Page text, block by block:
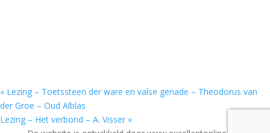
« Lezing – Toetssteen der ware en valse genade – Theodorus van
der Groe – Oud Alblas
Lezing – Het verbond – A. Visser »